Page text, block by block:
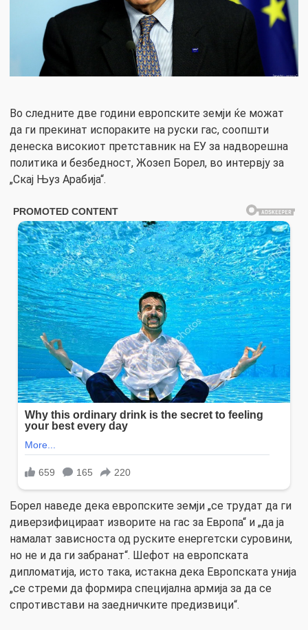
Во следните две години европските земји ќе можат
да ги прекинат испораките на руски гас, соопшти
денеска високиот претставник на ЕУ за надворешна
политика и безбедност, Жозеп Борел, во интервју за
„Скај Њуз Арабија“.
Борел наведе дека европските земји „се трудат да ги
диверзифицираат изворите на гас за Eвропа“ и „да ја
намалат зависноста од руските енергетски суровини,
но не и да ги забранат“. Шефот на европската
дипломатија, исто така, истакна дека Европската унија
„се стреми да формира специјална армија за да се
спротивстави на заедничките предизвици“.